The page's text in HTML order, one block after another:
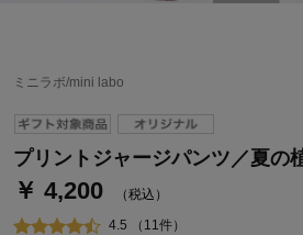
ミニラボ/mini labo
プリントジャージパンツ／夏の
￥ 4,200 （税込）
4.5 （11件）
ベルメゾン・ポイントについて
通常商品送料無料 返品引取無料（JCB
即時入会なら更に500円OFFクーポンプ